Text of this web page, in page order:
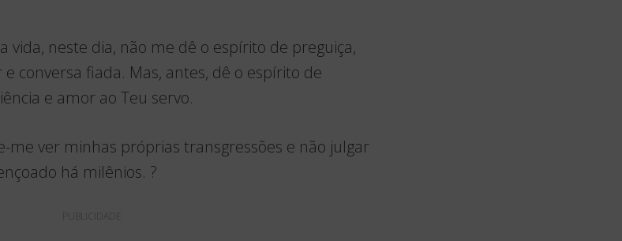
vida, neste dia, não me dê o espírito de preguiça,
conversa fiada. Mas, antes, dê o espírito de
e amor ao Teu servo.
me ver minhas próprias transgressões e não julgar
há milênios. ?
PUBLICIDADE